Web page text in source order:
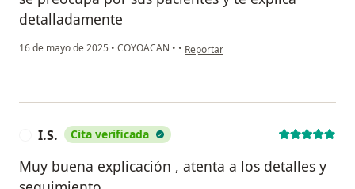
Ciudad de México.
2015
2023
• Seminario virtual de ética en investigación. INCMNSZ.
• Congreso virtual en nutrición clínica. Fresenius Kabi
detalladamente
16 de mayo de 2025 • COYOACAN • • en opinión del usuario Ivette Garcia
Reportar
I.S. Cita verificada
Muy buena explicación , atenta a los detalles y